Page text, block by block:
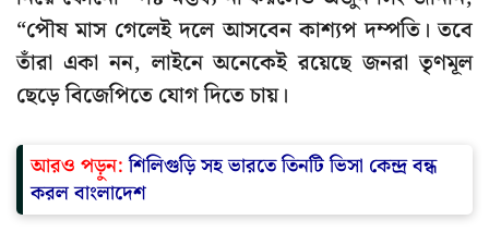
“পৌষ মাস গেলেই দলে আসবেন কাশ্যপ দম্পতি। তবে
তাঁরা একা নন, লাইনে অনেকেই রয়েছে জনরা তৃণমূল
ছেড়ে বিজেপিতে যোগ দিতে চায়।
আরও পড়ুন:শিলিগুড়ি সহ ভারতে তিনটি ভিসা কেন্দ্র বন্ধ
করল বাংলাদেশ